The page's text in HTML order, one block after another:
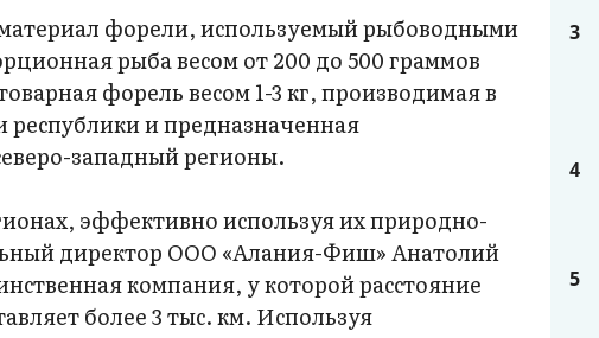
форели, используемый рыбоводными
рыба весом от 200 до 500 граммов
форель весом 1-3 кг, производимая в
и предназначенная
западный регионы.
эффективно используя их природно-
директор ООО «Алания-Фиш» Анатолий
компания, у которой расстояние
более 3 тыс. км. Используя
3
4
5